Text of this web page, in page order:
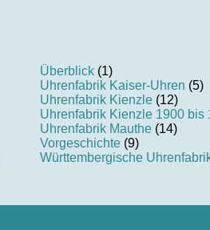
Überblick (1)
Uhrenfabrik Kaiser-Uhren (5)
Uhrenfabrik Kienzle (12)
Uhrenfabrik Kienzle 1900 bis
Uhrenfabrik Mauthe (14)
Vorgeschichte (9)
Württembergische